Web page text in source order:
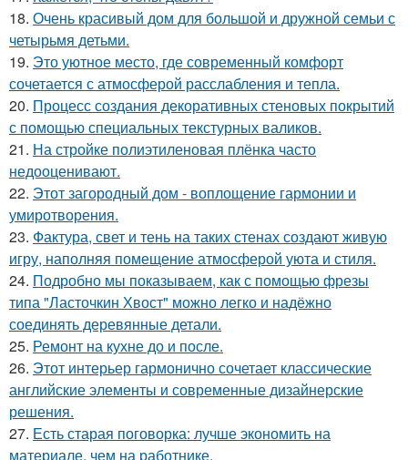
18. Очень красивый дом для большой и дружной семьи с
четырьмя детьми.
19. Это уютное место, где современный комфорт
сочетается с атмосферой расслабления и тепла.
20. Процесс создания декоративных стеновых покрытий
с помощью специальных текстурных валиков.
21. На стройке полиэтиленовая плёнка часто
недооценивают.
22. Этот загородный дом - воплощение гармонии и
умиротворения.
23. Фактура, свет и тень на таких стенах создают живую
игру, наполняя помещение атмосферой уюта и стиля.
24. Подробно мы показываем, как с помощью фрезы
типа "Ласточкин Хвост" можно легко и надёжно
соединять деревянные детали.
25. Ремонт на кухне до и после.
26. Этот интерьер гармонично сочетает классические
английские элементы и современные дизайнерские
решения.
27. Есть старая поговорка: лучше экономить на
материале, чем на работнике.